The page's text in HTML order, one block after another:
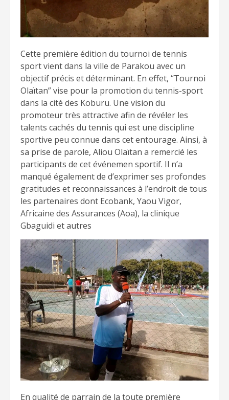
Cette première édition du tournoi de tennis
sport vient dans la ville de Parakou avec un
objectif précis et déterminant. En effet, “Tournoi
Olaïtan” vise pour la promotion du tennis-sport
dans la cité des Koburu. Une vision du
promoteur très attractive afin de révéler les
talents cachés du tennis qui est une discipline
sportive peu connue dans cet entourage. Ainsi, à
sa prise de parole, Aliou Olaïtan a remercié les
participants de cet événemen sportif. Il n’a
manqué également de d’exprimer ses profondes
gratitudes et reconnaissances à l’endroit de tous
les partenaires dont Ecobank, Yaou Vigor,
Africaine des Assurances (Aoa), la clinique
Gbaguidi et autres
En qualité de parrain de la toute première